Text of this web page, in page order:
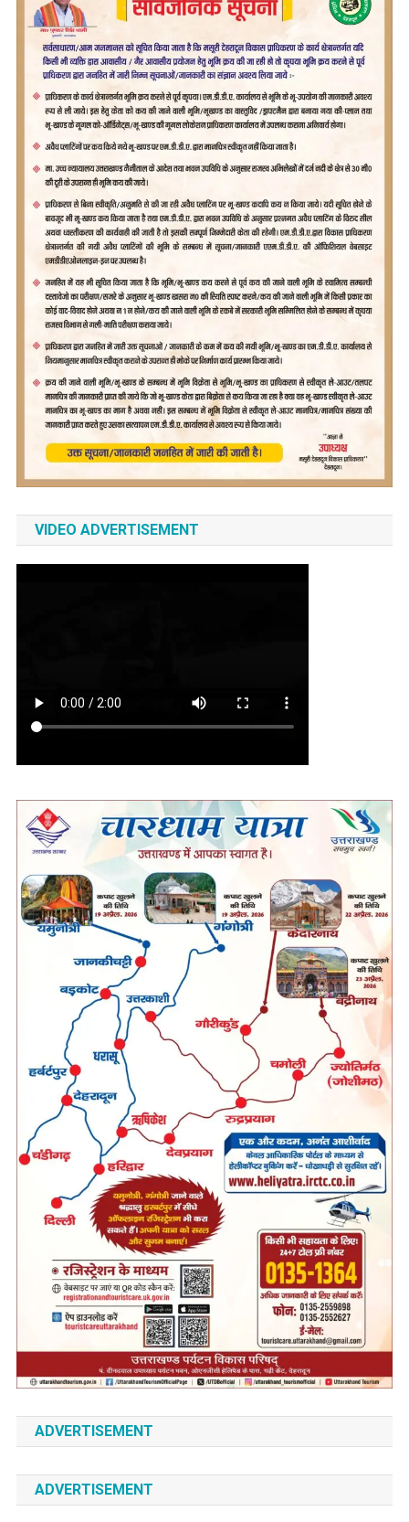
VIDEO ADVERTISEMENT
ADVERTISEMENT
ADVERTISEMENT